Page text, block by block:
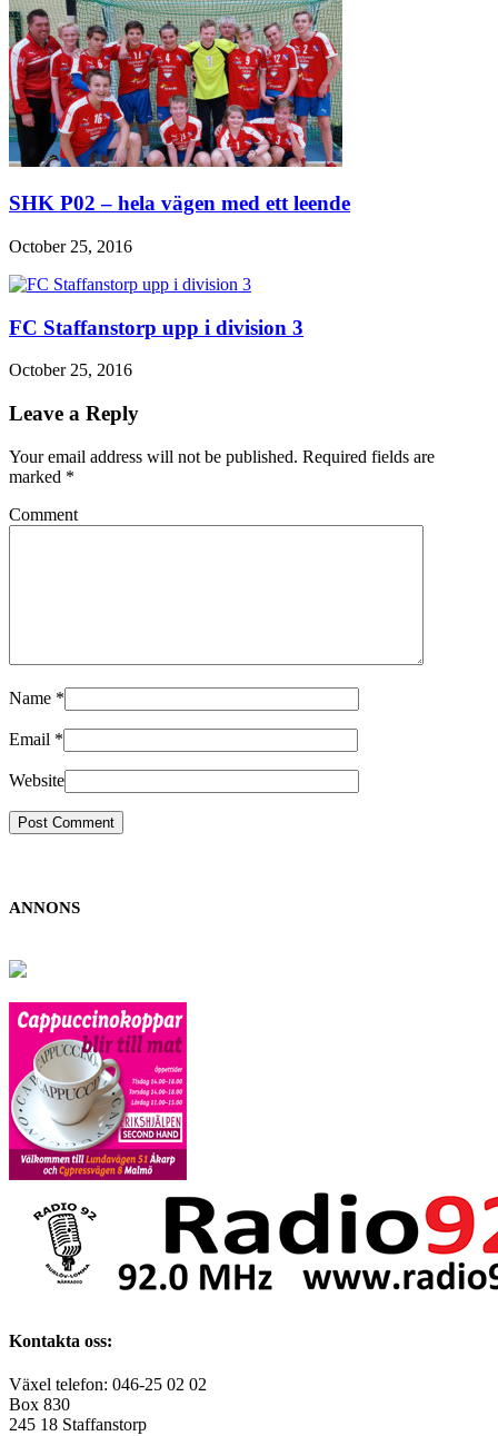
SHK P02 – hela vägen med ett leende
October 25, 2016
FC Staffanstorp upp i division 3
October 25, 2016
Leave a Reply
Your email address will not be published. Required fields are
marked *
Comment
Name *
Email *
Website
ANNONS
Kontakta oss:
Växel telefon: 046-25 02 02
Box 830
245 18 Staffanstorp